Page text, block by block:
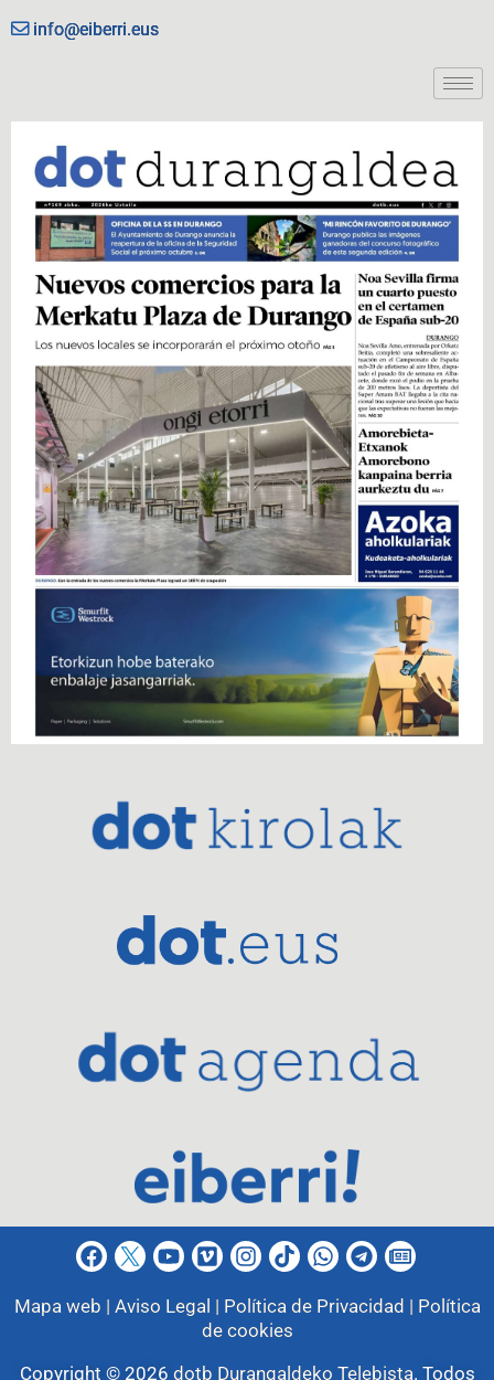
info@eiberri.eus
Mapa web | Aviso Legal | Política de Privacidad | Política
de cookies
Copyright © 2026 dotb Durangaldeko Telebista. Todos